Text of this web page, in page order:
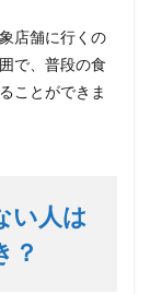
店舗に行くの
で、普段の食
ことができま
い人は
？